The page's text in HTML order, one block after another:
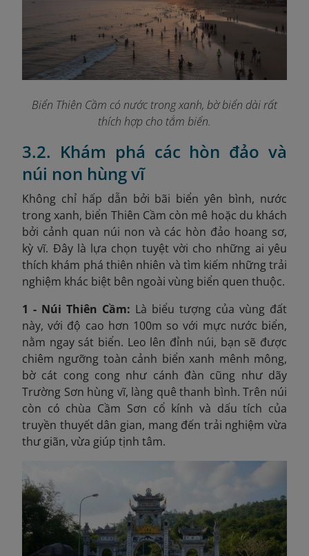
Biển Thiên Cầm có nước trong xanh, bờ biển dài rất
thích hợp cho tắm biển.
3.2. Khám phá các hòn đảo và
núi non hùng vĩ
Không chỉ hấp dẫn bởi bãi biển yên bình, nước
trong xanh, biển Thiên Cầm còn mê hoặc du khách
bởi cảnh quan núi non và các hòn đảo hoang sơ,
kỳ vĩ. Đây là lựa chọn tuyệt vời cho những ai yêu
thích khám phá thiên nhiên và tìm kiếm những trải
nghiệm khác biệt bên ngoài vùng biển quen thuộc.
1 - Núi Thiên Cầm: Là biểu tượng của vùng đất
này, với độ cao hơn 100m so với mực nước biển,
nằm ngay sát biển. Leo lên đỉnh núi, bạn sẽ được
chiêm ngưỡng toàn cảnh biển xanh mênh mông,
bờ cát cong cong như cánh đàn cũng như dãy
Trường Sơn hùng vĩ, làng quê thanh bình. Trên núi
còn có chùa Cầm Sơn cổ kính và dấu tích của
truyền thuyết dân gian, mang đến trải nghiệm vừa
thư giãn, vừa giúp tịnh tâm.